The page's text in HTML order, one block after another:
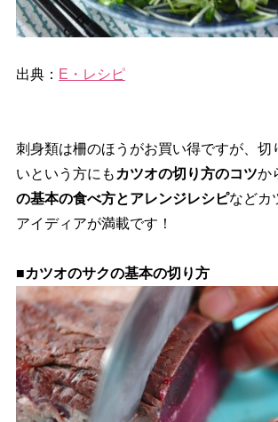
出典： E・レシピ
刺身類は柵のほうがお買い得ですが、切
いという方にも カツオの切り方のコツか
の基本の食べ方とアレンジレシピなどカ
アイディアが満載です！
■カツオのサクの基本の切り方